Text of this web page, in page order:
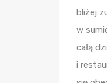
bliżej
w
całą
i